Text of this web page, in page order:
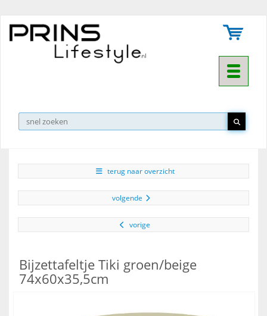
Toggle
▼
terug naar overzicht
volgende
vorige
Bijzettafeltje Tiki groen/beige
74x60x35,5cm